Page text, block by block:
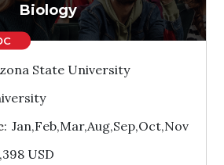
Biology
State University
: Jan,Feb,Mar,Aug,Sep,Oct,Nov
USD